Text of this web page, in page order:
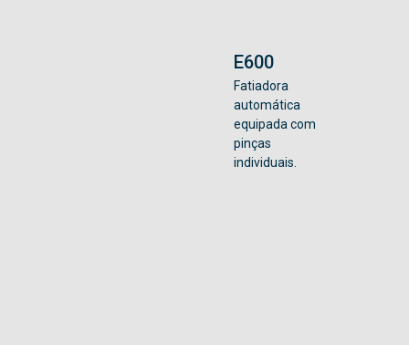
E600
Fatiadora
automática
equipada com
pinças
individuais.